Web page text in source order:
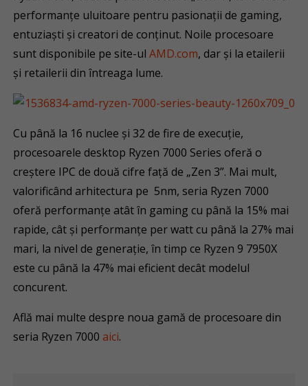
performanțe uluitoare pentru pasionații de gaming,
entuziaști și creatori de conținut. Noile procesoare
sunt disponibile pe site-ulAMD.com, dar și la etailerii
și retailerii din întreaga lume.
Cu până la 16 nuclee și 32 de fire de execuție,
procesoarele desktop Ryzen 7000 Series oferă o
creștere IPC de două cifre față de „Zen 3”. Mai mult,
valorificând arhitectura pe 5nm, seria Ryzen 7000
oferă performanțe atât în gaming cu până la 15% mai
rapide, cât și performanțe per watt cu până la 27% mai
mari, la nivel de generație, în timp ce Ryzen 9 7950X
este cu până la 47% mai eficient decât modelul
concurent.
Află mai multe despre noua gamă de procesoare din
seria Ryzen 7000aici.